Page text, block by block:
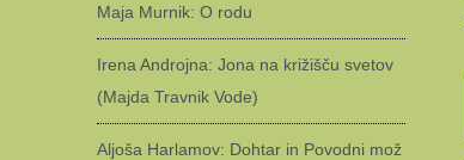
Maja Murnik: O rodu
Irena Androjna: Jona na križišču svetov
(Majda Travnik Vode)
Aljoša Harlamov: Dohtar in Povodni mož